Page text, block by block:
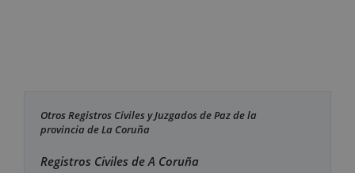
Otros Registros Civiles y Juzgados de Paz de la
provincia de La Coruña
Registros Civiles de A Coruña